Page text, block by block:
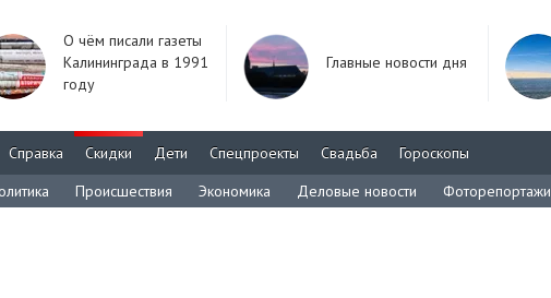
О чём писали газеты
Калининграда в 1991
году
Главные новости дня
Справка Скидки Дети Спецпроекты Свадьба
Гороскопы
Происшествия Экономика Деловые новости Фоторепортажи